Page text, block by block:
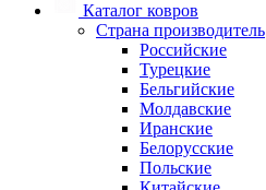
Каталог ковров
Страна производитель
Российские
Турецкие
Бельгийские
Молдавские
Иранские
Белорусские
Польские